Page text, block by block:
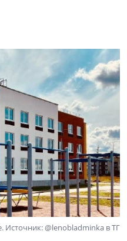
@lenobladminka в ТГ